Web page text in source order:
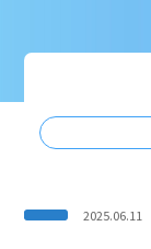
2025.06.11